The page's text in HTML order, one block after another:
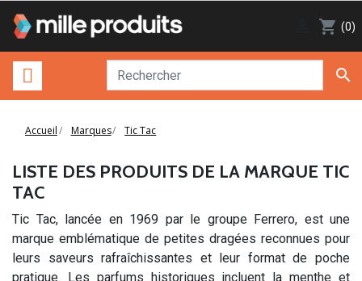
shopping_cart (0)

Accueil Marques Tic Tac
LISTE DES PRODUITS DE LA MARQUE TIC
TAC
Tic Tac, lancée en 1969 par le groupe Ferrero, est une
marque emblématique de petites dragées reconnues pour
leurs saveurs rafraîchissantes et leur format de poche
pratique. Les parfums historiques incluent la menthe et